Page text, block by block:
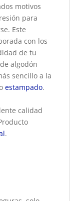
motivos
para
Este
con los
de tu
algodón
sencillo a la
estampado.
calidad
.